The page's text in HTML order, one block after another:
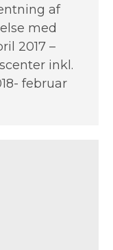
af
med
2017 –
inkl.
februar